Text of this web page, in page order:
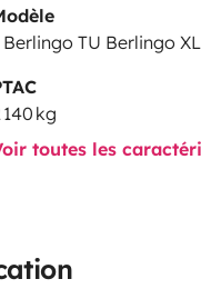
Berlingo TU Berlingo XL
140 kg
toutes les